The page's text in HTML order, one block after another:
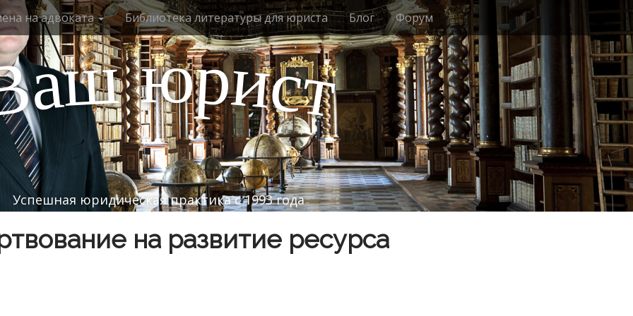
на адвоката Библиотека литературы для юриста Блог Форум
аш юрист
Успешная юридическая практика с 1993 года
на развитие ресурса